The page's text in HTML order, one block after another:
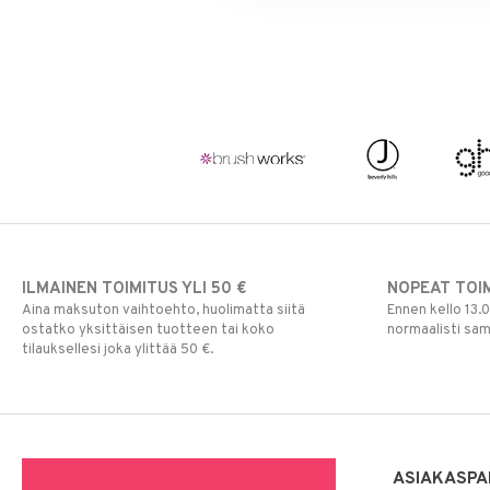
ILMAINEN TOIMITUS YLI 50 €
Aina maksuton vaihtoehto, huolimatta siitä
ostatko yksittäisen tuotteen tai koko
tilauksellesi joka ylittää 50 €.
NOPEAT
Ennen kello
normaalisti